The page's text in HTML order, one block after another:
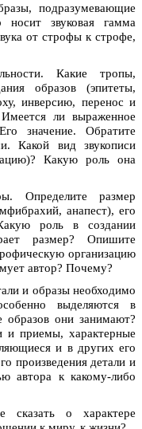
подразумевающие
носит звуковая гамма
от строфы к строфе,
Какие тропы,
образов (эпитеты,
инверсию, перенос и
ли выраженное
значение. Обратите
Какой вид звукописи
Какую роль она
Определите размер
анапест), его
роль в создании
размер? Опишите
организацию
автор? Почему?
и образы необходимо
выделяются в
образов они занимают?
и приемы, характерные
и в других его
произведения детали и
автора к какому-либо
о характере